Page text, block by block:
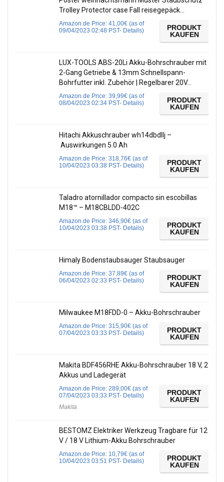
Trolley Protector case Fall reisegepäck…
Amazon.de Price: 41,00€ (as of
09/04/2023 02:48 PST- Details)
PRODUKT
KAUFEN
LUX-TOOLS ABS-20Li Akku-Bohrschrauber mit
2-Gang Getriebe & 13mm Schnellspann-
Bohrfutter inkl. Zubehör | Regelbarer 20V…
Amazon.de Price: 39,99€ (as of
08/04/2023 02:34 PST- Details)
PRODUKT
KAUFEN
Hitachi Akkuschrauber wh14dbdllj –
Auswirkungen 5.0 Ah
Amazon.de Price: 318,76€ (as of
10/04/2023 03:38 PST- Details)
PRODUKT
KAUFEN
Taladro atornillador compacto sin escobillas
M18™ – M18CBLDD-402C
Amazon.de Price: 346,90€ (as of
10/04/2023 03:38 PST- Details)
PRODUKT
KAUFEN
Himaly Bodenstaubsauger Staubsauger
Amazon.de Price: 37,89€ (as of
06/04/2023 02:33 PST- Details)
PRODUKT
KAUFEN
Milwaukee M18FDD-0 – Akku-Bohrschrauber
Amazon.de Price: 315,90€ (as of
07/04/2023 03:33 PST- Details)
PRODUKT
KAUFEN
Makita BDF456RHE Akku-Bohrschrauber 18 V, 2
Akkus und Ladegerät
Amazon.de Price: 289,00€ (as of
07/04/2023 03:33 PST- Details)
Makita
PRODUKT
KAUFEN
BESTOMZ Elektriker Werkzeug Tragbare für 12
V / 18 V Lithium-Akku Bohrschrauber
Amazon.de Price: 10,79€ (as of
10/04/2023 03:51 PST- Details)
PRODUKT
KAUFEN